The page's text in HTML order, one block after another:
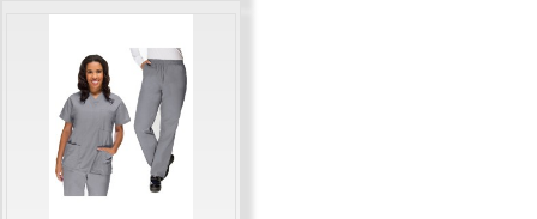
Giá: Liên Hệ
Đặt hàng